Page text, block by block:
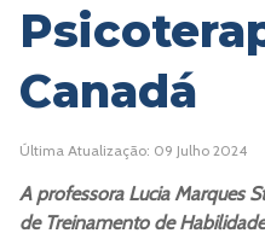
Canadá
Última Atualização: 09 Julho 2024
A professora Lucia Marques
de Treinamento de